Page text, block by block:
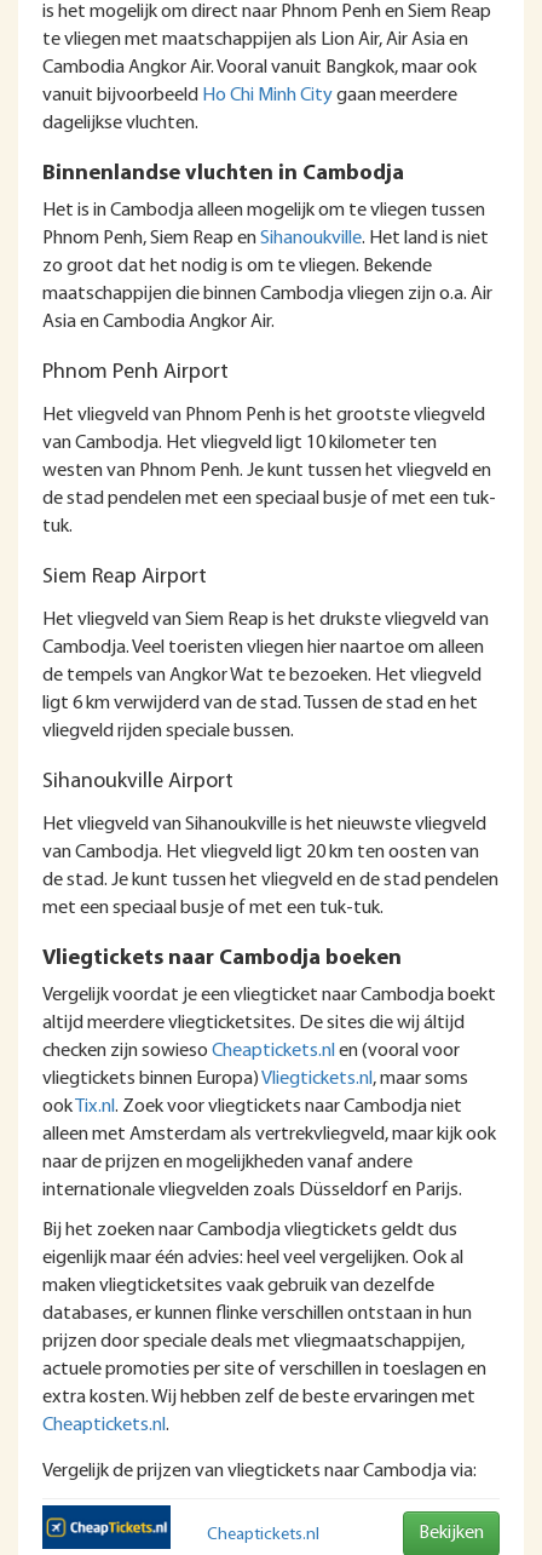
is het mogelijk om direct naar Phnom Penh en Siem Reap
te vliegen met maatschappijen als Lion Air, Air Asia en
Cambodia Angkor Air. Vooral vanuit Bangkok, maar ook
vanuit bijvoorbeeld Ho Chi Minh Citygaan meerdere
dagelijkse vluchten.
Binnenlandse vluchten in Cambodja
Het is in Cambodja alleen mogelijk om te vliegen tussen
Phnom Penh, Siem Reap enSihanoukville. Het land is niet
zo groot dat het nodig is om te vliegen. Bekende
maatschappijen die binnen Cambodja vliegen zijn o.a. Air
Asia en Cambodia Angkor Air.
Phnom Penh Airport
Het vliegveld van Phnom Penh is het grootste vliegveld
van Cambodja. Het vliegveld ligt 10 kilometer ten
westen van Phnom Penh. Je kunt tussen het vliegveld en
de stad pendelen met een speciaal busje of met een tuk-
tuk.
Siem Reap Airport
Het vliegveld van Siem Reap is het drukste vliegveld van
Cambodja. Veel toeristen vliegen hier naartoe om alleen
de tempels van Angkor Wat te bezoeken. Het vliegveld
ligt 6 km verwijderd van de stad. Tussen de stad en het
vliegveld rijden speciale bussen.
Sihanoukville Airport
Het vliegveld van Sihanoukville is het nieuwste vliegveld
van Cambodja. Het vliegveld ligt 20 km ten oosten van
de stad. Je kunt tussen het vliegveld en de stad pendelen
met een speciaal busje of met een tuk-tuk.
Vliegtickets naar Cambodja boeken
Vergelijk voordat je een vliegticket naar Cambodja boekt
altijd meerdere vliegticketsites. De sites die wij áltijd
checken zijn sowieso Cheaptickets.nl en (vooral voor
vliegtickets binnen Europa)Vliegtickets.nl , maar soms
ook
Tix.nl. Zoek voor vliegtickets naar Cambodja niet
alleen met Amsterdam als vertrekvliegveld, maar kijk ook
naar de prijzen en mogelijkheden vanaf andere
internationale vliegvelden zoals Düsseldorf en Parijs.
Bij het zoeken naar Cambodja vliegtickets geldt dus
eigenlijk maar één advies: heel veel vergelijken. Ook al
maken vliegticketsites vaak gebruik van dezelfde
databases, er kunnen flinke verschillen ontstaan in hun
prijzen door speciale deals met vliegmaatschappijen,
actuele promoties per site of verschillen in toeslagen en
extra kosten. Wij hebben zelf de beste ervaringen met
Cheaptickets.nl.
Vergelijk de prijzen van vliegtickets naar Cambodja via:
Cheaptickets.nl Bekijken